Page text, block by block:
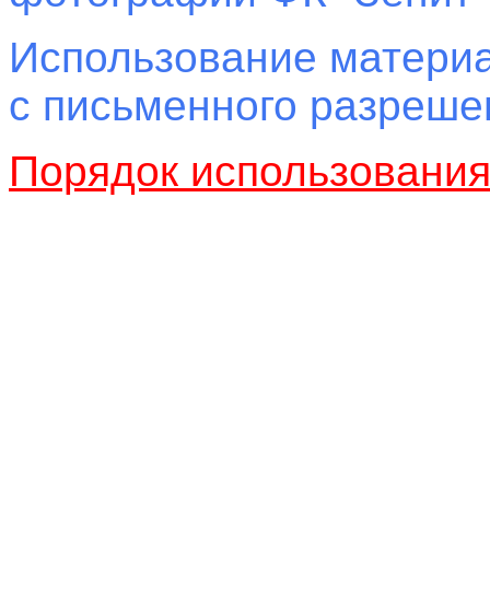
Использование
с письменного
Порядок